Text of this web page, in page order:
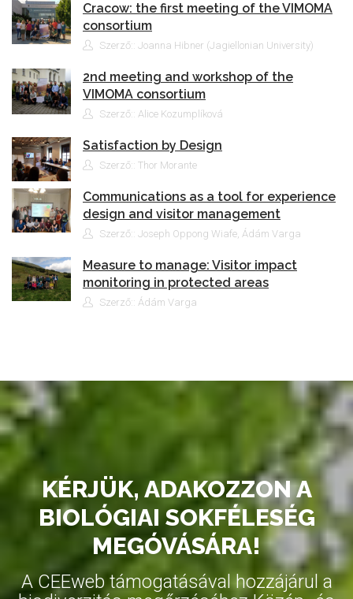
Cracow: the first meeting of the VIMOMA
consortium
Szerző:: Joanna Hibner (Jagiellonian University)
2nd meeting and workshop of the
VIMOMA consortium
Szerző:: Alice Kozumplíková
Satisfaction by Design
Szerző:: Thor Morante
Communications as a tool for experience
design and visitor management
Szerző:: Joseph Oppong Wiafe, Ádám Varga
Measure to manage: Visitor impact
monitoring in protected areas
Szerző:: Ádám Varga
KÉRJÜK, ADAKOZZON A
BIOLÓGIAI SOKFÉLESÉG
MEGÓVÁSÁRA!
A CEEweb támogatásával hozzájárul a